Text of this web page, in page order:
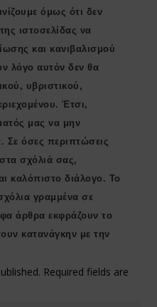
όμως ότι δεν
ιστοσελίδας να
και κανιβαλισμού
λόγο αυτόν δεν θα
υβριστικού,
Έτσι,
μας να μην
Σε όσες περιπτώσεις
σχόλιά σας,
καλόπιστο διάλογο. Το
γραμμένα σε
άρθρα εκφράζουν το
κατανάγκην με την
Required fields are